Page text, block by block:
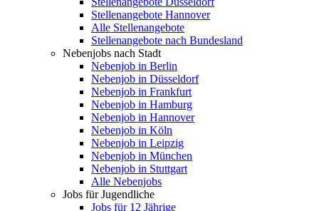
Stellenangebote Hannover
Alle Stellenangebote
Stellenangebote nach Bundesland
Nebenjobs nach Stadt
Nebenjob in Berlin
Nebenjob in Düsseldorf
Nebenjob in Frankfurt
Nebenjob in Hamburg
Nebenjob in Hannover
Nebenjob in Köln
Nebenjob in Leipzig
Nebenjob in München
Nebenjob in Stuttgart
Alle Nebenjobs
Jobs für Jugendliche
Jobs für 12 Jährige